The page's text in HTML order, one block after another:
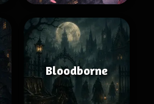
Bloodborne